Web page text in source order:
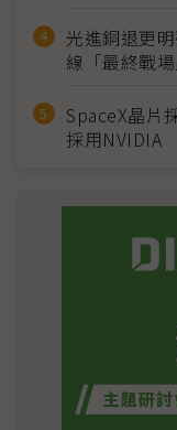
光進銅退更
線「最終戰場
SpaceX晶
採用NVIDIA